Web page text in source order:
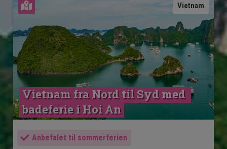
Vietnam
Vietnam fra Nord til Syd med
badeferie i Hoi An
Anbefalet til sommerferien